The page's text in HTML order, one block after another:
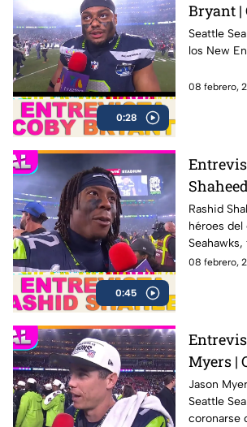
0:28
Bryant |
Super
Seattle
los New
08 febrero,
0:45
Super
Rashid
héroes del
Bowl LX
08 febrero,
Myers |
Super
Jason
Seattle
coronarse